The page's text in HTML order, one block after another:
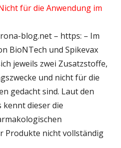
für die Anwendung im
blog.net – https: – Im
BioNTech und Spikevax
jeweils zwei Zusatzstoffe,
und nicht für die
gedacht sind. Laut den
kennt dieser die
Produkte nicht vollständig